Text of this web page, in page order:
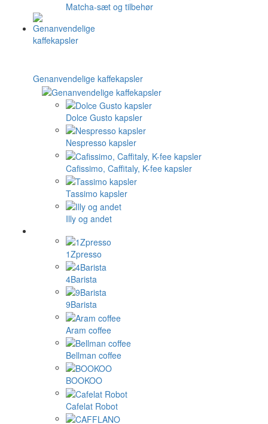
Matcha-sæt og tilbehør
Genanvendelige kaffekapsler
Dolce Gusto kapsler
Nespresso kapsler
Cafissimo, Caffitaly, K-fee kapsler
Tassimo kapsler
Illy og andet
1Zpresso
4Barista
9Barista
Aram coffee
Bellman coffee
BOOKOO
Cafelat Robot